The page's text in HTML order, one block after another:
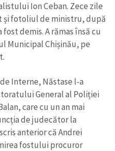
Ion Ceban. Zece zile
și fotoliul de ministru, după
demis. A rămas însă cu
Municipal Chișinău, pe
Interne, Năstase l-a
General al Poliției
care cu un an mai
de judecător la
anterior că Andrei
fostului procuror